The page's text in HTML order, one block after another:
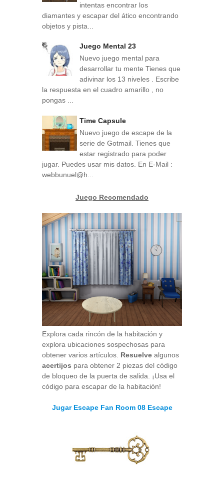
intentas encontrar los
diamantes y escapar del ático encontrando
objetos y pista...
Juego Mental 23
Nuevo juego mental para
desarrollar tu mente Tienes que
adivinar los 13 niveles . Escribe
la respuesta en el cuadro amarillo , no
pongas ...
Time Capsule
Nuevo juego de escape de la
serie de Gotmail. Tienes que
estar registrado para poder
jugar. Puedes usar mis datos. En E-Mail :
webbunuel@h...
Juego Recomendado
Explora cada rincón de la habitación y
explora ubicaciones sospechosas para
obtener varios artículos. Resuelve algunos
acertijos para obtener 2 piezas del código
de bloqueo de la puerta de salida. ¡Usa el
código para escapar de la habitación!
Jugar Escape Fan Room 08 Escape